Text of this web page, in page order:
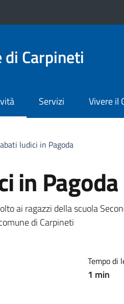
di Carpineti
Servizi Vivere il
ludici in Pagoda
in Pagoda
notizia
ai ragazzi della scuola
di Carpineti
Tempo di
1 min